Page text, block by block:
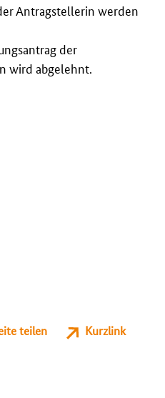
Antragstellerin werden
der
wird abgelehnt.
teilen Kurzlink